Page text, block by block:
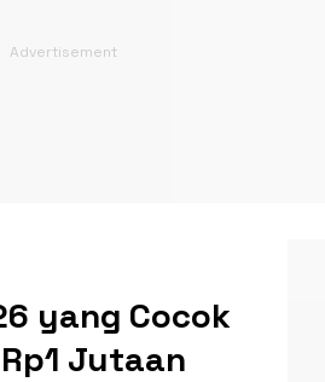
yang Cocok
Jutaan